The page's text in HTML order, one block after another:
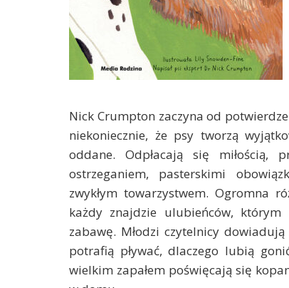
Nick Crumpton zaczyna od
niekoniecznie, że psy tworzą
oddane. Odpłacają się miłością,
ostrzeganiem, pasterskimi
zwykłym towarzystwem. Ogromna
każdy znajdzie ulubieńców,
zabawę. Młodzi czytelnicy
potrafią pływać, dlaczego lubią
wielkim zapałem poświęcają się